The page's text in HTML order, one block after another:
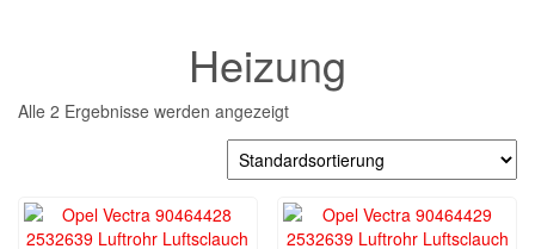
Heizung
Alle 2 Ergebnisse werden angezeigt